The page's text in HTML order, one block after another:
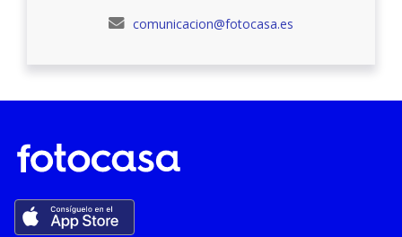
comunicacion@fotocasa.es